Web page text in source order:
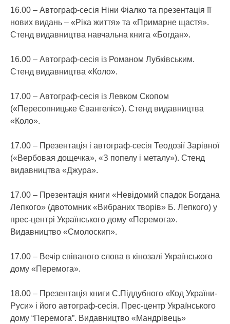
16.00 – Автограф-сесія Ніни Фіалко та презентація її
нових видань – «Ріка життя» та «Примарне щастя».
Стенд видавництва навчальна книга «Богдан».
16.00 – Автограф-сесія із Романом Лубківським.
Стенд видавництва «Коло».
17.00 – Автограф-сесія із Левком Скопом
(«Пересопницьке Євангеліє»). Стенд видавництва
«Коло».
17.00 – Презентація і автограф-сесія Теодозії Зарівної
(«Вербовая дощечка», «З попелу і металу»). Стенд
видавництва «Джура».
17.00 – Презентація книги «Невідомий спадок Богдана
Лепкого» (двотомник «Вибраних творів» Б. Лепкого) у
прес-центрі Українського дому «Перемога».
Видавництво «Смолоскип».
17.00 – Вечір співаного слова в кінозалі Українського
дому «Перемога».
18.00 – Презентація книги С.Піддубного «Код України-
Руси» і його автограф-сесія. Прес-центр Українського
дому “Перемога”. Видавництво «Мандрівець»